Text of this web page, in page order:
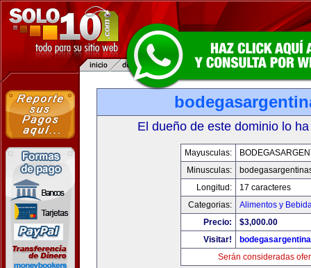
El dueño de este dominio lo
Mayusculas:
Minusculas:
Longitud:
17 caracteres
Categorias:
Alimentos y
Precio:
$3,000.00
Visitar!
Serán consideradas